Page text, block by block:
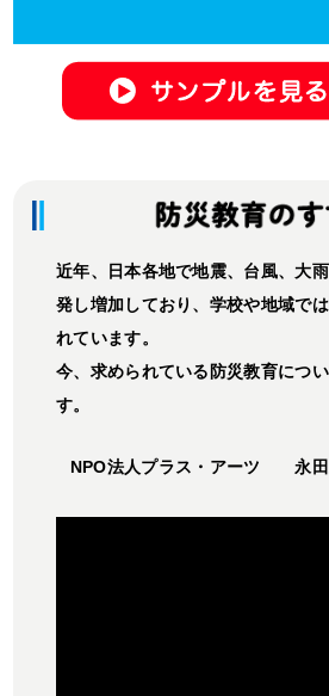
2020年8月14日に、防災教室の教材
（産経新聞社、積水ハウス、大阪ガ
ズ育成サポートプロジェクト」が、
※詳しくはこちら
2020年1月に、「考える防災教室」
チラシはこちら
2020年1月12日（日）に、防災キッ
近年、日本各地で地震、台風、大
発し増加しており、学校や地域で
れています。
今、求められている防災教育につ
す。
NPO法人プラス・アーツ 永田